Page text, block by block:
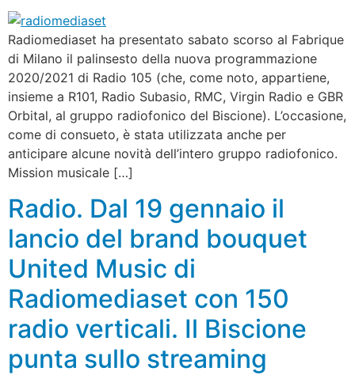
Radiomediaset ha presentato sabato scorso al Fabrique
di Milano il palinsesto della nuova programmazione
2020/2021 di Radio 105 (che, come noto, appartiene,
insieme a R101, Radio Subasio, RMC, Virgin Radio e GBR
Orbital, al gruppo radiofonico del Biscione). L’occasione,
come di consueto, è stata utilizzata anche per
anticipare alcune novità dell’intero gruppo radiofonico.
Mission musicale […]
Radio. Dal 19 gennaio il
lancio del brand bouquet
United Music di
Radiomediaset con 150
radio verticali. Il Biscione
punta sullo streaming